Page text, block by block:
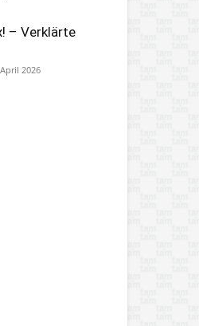
– Verklärte
2026